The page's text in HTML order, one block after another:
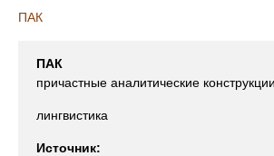
ПАК
ПАК
причастные аналитические конструкции
лингвистика
Источник: